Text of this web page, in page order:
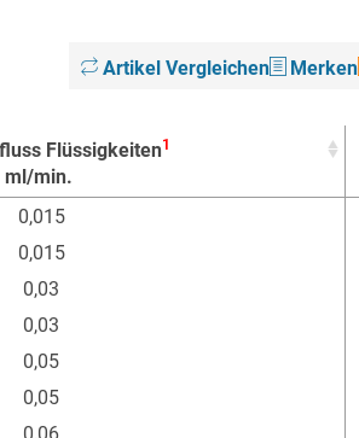
Artikel Vergleichen Merken
Flüssigkeiten1
ml/min.
Flüssigkeiten
0,015
0,015
0,03
0,03
0,05
0,05